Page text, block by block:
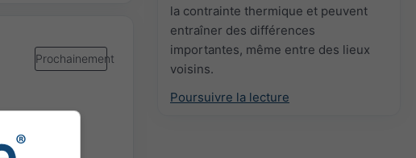
la contrainte thermique et peuvent
entraîner des différences
importantes, même entre des lieux
voisins.
Poursuivre la lecture
Prochainement